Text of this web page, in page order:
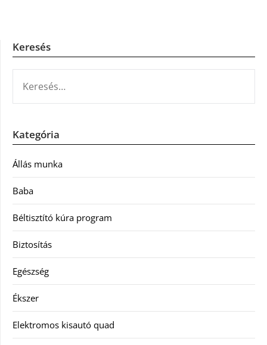
Keresés
Kategória
Állás munka
Baba
Béltisztító kúra program
Biztosítás
Egészség
Ékszer
Elektromos kisautó quad